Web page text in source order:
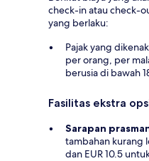
check-in atau check-
yang berlaku:
Pajak yang
per orang, per
berusia di bawah
Fasilitas ekstra
Sarapan
tambahan kurang
dan EUR 10.5